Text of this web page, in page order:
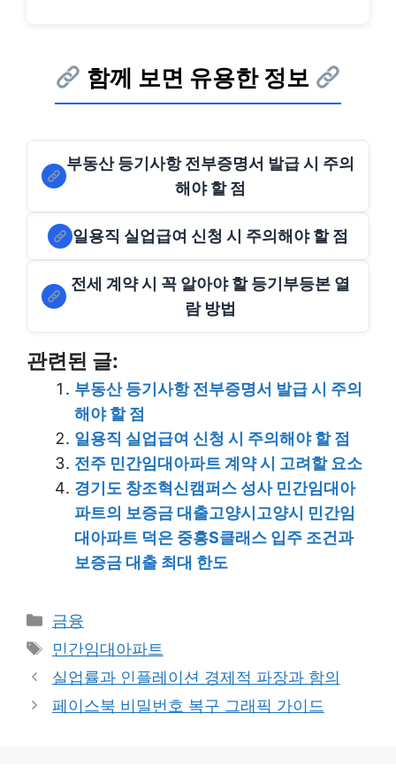
함께 보면 유용한 정보
부동산 등기사항 전부증명서 발급 시 주의
해야 할 점
일용직 실업급여 신청 시 주의해야 할 점
전세 계약 시 꼭 알아야 할 등기부등본 열
람 방법
관련된 글:
부동산 등기사항 전부증명서 발급 시 주의
해야 할 점
일용직 실업급여 신청 시 주의해야 할 점
전주 민간임대아파트 계약 시 고려할 요소
경기도 창조혁신캠퍼스 성사 민간임대아
파트의 보증금 대출고양시고양시 민간임
대아파트 덕은 중흥S클래스 입주 조건과
보증금 대출 최대 한도
Categories
금융
Tags
민간임대아파트
실업률과 인플레이션 경제적 파장과 함의
페이스북 비밀번호 복구 그래픽 가이드